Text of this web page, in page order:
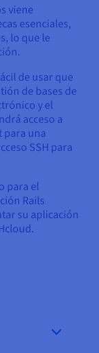
viene
esenciales,
lo que le
de usar que
de bases de
y el
acceso a
para una
SSH para
para el
Rails
su aplicación